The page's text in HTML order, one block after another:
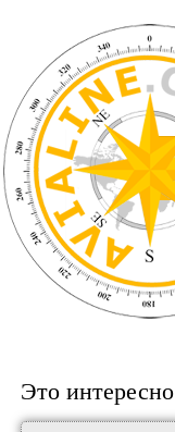
Это интересно